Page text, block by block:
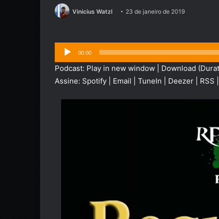
Vinicius Watzl 23 de janeiro de 2019
Tocador
de
áudio
00:00
Podcast: Play in new window Download
Assine: Spotify Email TuneIn Deezer RSS